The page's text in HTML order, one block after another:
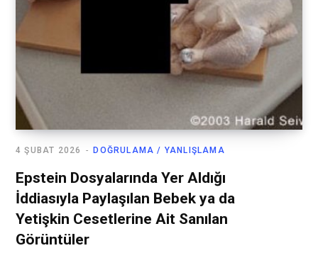
DOĞRULAMA / YANLIŞLAMA
4 ŞUBAT 2026
Epstein Dosyalarında Yer Aldığı
İddiasıyla Paylaşılan Bebek ya da
Yetişkin Cesetlerine Ait Sanılan
Görüntüler